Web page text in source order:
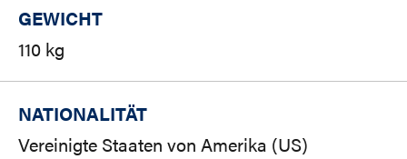
GEWICHT
110 kg
NATIONALITÄT
Vereinigte Staaten von Amerika (US)